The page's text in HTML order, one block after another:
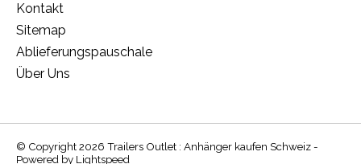
Kontakt
Sitemap
Ablieferungspauschale
Über Uns
© Copyright 2026 Trailers Outlet : Anhänger kaufen Schweiz -
Powered by Lightspeed